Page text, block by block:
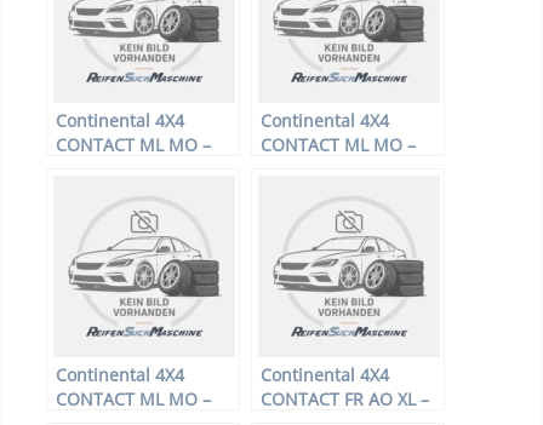
Continental 4X4
CONTACT ML MO –
235/50 R19 99H –
Sommerreifen
Continental 4X4
CONTACT ML MO –
255/45 R19 100V –
Sommerreifen
Continental 4X4
CONTACT ML MO –
Continental 4X4
CONTACT FR AO XL –